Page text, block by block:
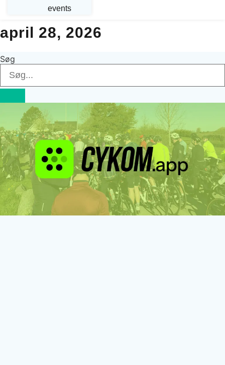
events
april 28, 2026
Søg